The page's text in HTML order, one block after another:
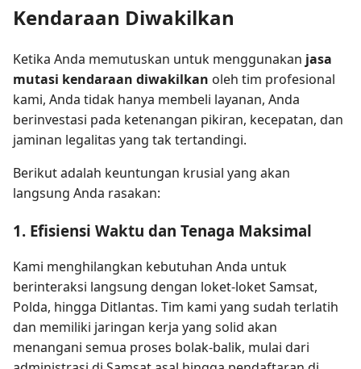
Kendaraan Diwakilkan
Ketika Anda memutuskan untuk menggunakan jasa
mutasi kendaraan diwakilkan oleh tim profesional
kami, Anda tidak hanya membeli layanan, Anda
berinvestasi pada ketenangan pikiran, kecepatan, dan
jaminan legalitas yang tak tertandingi.
Berikut adalah keuntungan krusial yang akan
langsung Anda rasakan:
1. Efisiensi Waktu dan Tenaga Maksimal
Kami menghilangkan kebutuhan Anda untuk
berinteraksi langsung dengan loket-loket Samsat,
Polda, hingga Ditlantas. Tim kami yang sudah terlatih
dan memiliki jaringan kerja yang solid akan
menangani semua proses bolak-balik, mulai dari